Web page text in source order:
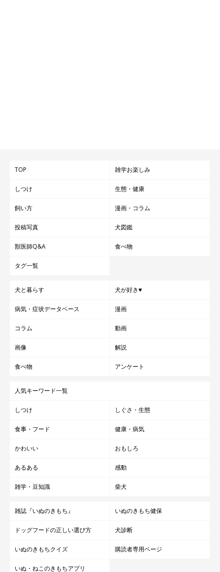
TOP 雑学お楽しみ
しつけ 生態・健康
飼い方 漫画・コラム
投稿写真 犬図鑑
獣医師Q&A 食べ物
タグ一覧
犬と暮らす 犬が好き♥
病気・症状データベース 漫画
コラム 動画
画像 解説
食べ物 アンケート
人気キーワード一覧
しつけ しぐさ・生態
食事・フード 健康・病気
かわいい おもしろ
あるある 感動
雑学・豆知識 柴犬
雑誌『いぬのきもち』 いぬのきもち健保
ドッグフードの正しい選び方 犬診断
いぬのきもちクイズ 購読者専用ページ
いぬ・ねこのきもちアプリ